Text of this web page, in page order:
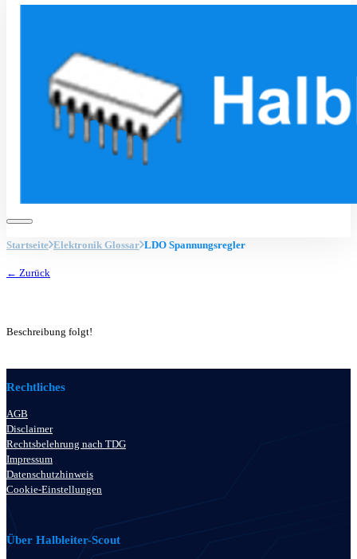
Startseite Elektronik Glossar LDO Spannungsregler
← Zurück
Beschreibung folgt!
Rechtliches
AGB
Disclaimer
Rechtsbelehrung nach TDG
Impressum
Datenschutzhinweis
Cookie-Einstellungen
Über Halbleiter-Scout